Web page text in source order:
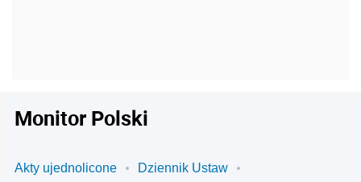
Monitor Polski
Akty ujednolicone
Dziennik Ustaw